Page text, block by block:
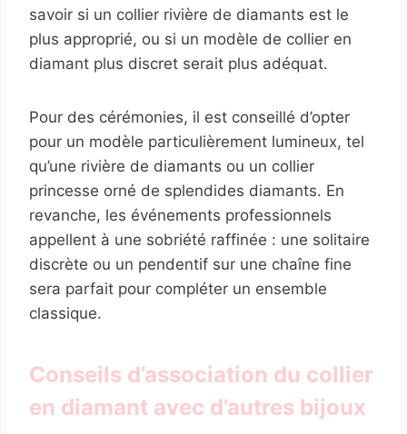
savoir si un collier rivière de diamants est le
plus approprié, ou si un modèle de collier en
diamant plus discret serait plus adéquat.
Pour des cérémonies, il est conseillé d’opter
pour un modèle particulièrement lumineux, tel
qu’une rivière de diamants ou un collier
princesse orné de splendides diamants. En
revanche, les événements professionnels
appellent à une sobriété raffinée : une solitaire
discrète ou un pendentif sur une chaîne fine
sera parfait pour compléter un ensemble
classique.
Conseils d’association du collier
en diamant avec d’autres bijoux